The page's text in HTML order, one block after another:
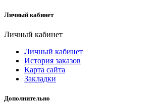
Личный кабинет
Личный кабинет
Личный кабинет
История заказов
Карта сайта
Закладки
Дополнительно